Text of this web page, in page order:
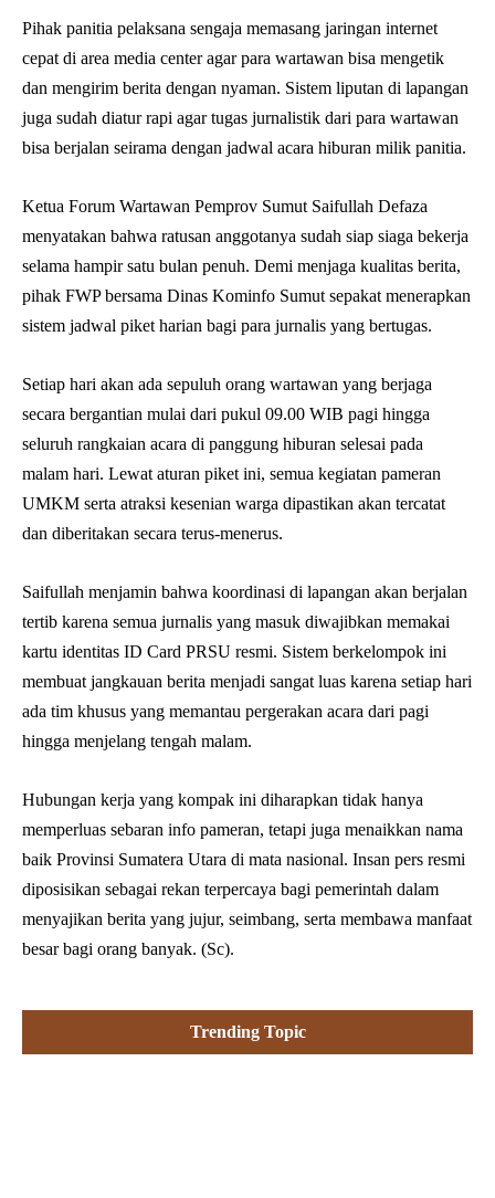
Pihak panitia pelaksana sengaja memasang jaringan internet
cepat di area media center agar para wartawan bisa mengetik
dan mengirim berita dengan nyaman. Sistem liputan di lapangan
juga sudah diatur rapi agar tugas jurnalistik dari para wartawan
bisa berjalan seirama dengan jadwal acara hiburan milik panitia.
Ketua Forum Wartawan Pemprov Sumut Saifullah Defaza
menyatakan bahwa ratusan anggotanya sudah siap siaga bekerja
selama hampir satu bulan penuh. Demi menjaga kualitas berita,
pihak FWP bersama Dinas Kominfo Sumut sepakat menerapkan
sistem jadwal piket harian bagi para jurnalis yang bertugas.
Setiap hari akan ada sepuluh orang wartawan yang berjaga
secara bergantian mulai dari pukul 09.00 WIB pagi hingga
seluruh rangkaian acara di panggung hiburan selesai pada
malam hari. Lewat aturan piket ini, semua kegiatan pameran
UMKM serta atraksi kesenian warga dipastikan akan tercatat
dan diberitakan secara terus-menerus.
Saifullah menjamin bahwa koordinasi di lapangan akan berjalan
tertib karena semua jurnalis yang masuk diwajibkan memakai
kartu identitas ID Card PRSU resmi. Sistem berkelompok ini
membuat jangkauan berita menjadi sangat luas karena setiap hari
ada tim khusus yang memantau pergerakan acara dari pagi
hingga menjelang tengah malam.
Hubungan kerja yang kompak ini diharapkan tidak hanya
memperluas sebaran info pameran, tetapi juga menaikkan nama
baik Provinsi Sumatera Utara di mata nasional. Insan pers resmi
diposisikan sebagai rekan terpercaya bagi pemerintah dalam
menyajikan berita yang jujur, seimbang, serta membawa manfaat
besar bagi orang banyak. (Sc).
Trending Topic